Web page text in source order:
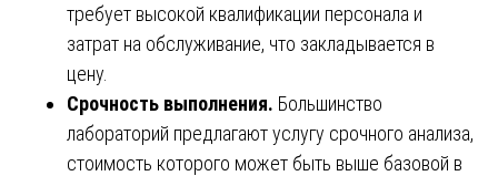
требует высокой квалификации персонала и
затрат на обслуживание, что закладывается в
цену.
Срочность выполнения. Большинство
лабораторий предлагают услугу срочного анализа,
стоимость которого может быть выше базовой в